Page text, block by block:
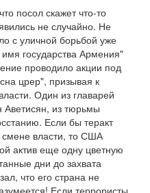
посол скажет что-то
не случайно. Не
с уличной борьбой уже
государства Армения"
проводило акции под
црер", призывая к
Один из главарей
Аветисян, из тюрьмы
Если бы теракт
смене власти, то США
актив еще одну цветную
дни до захвата
что его страна не